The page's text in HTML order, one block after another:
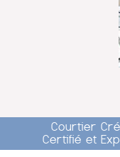
Courtier
Certifié et